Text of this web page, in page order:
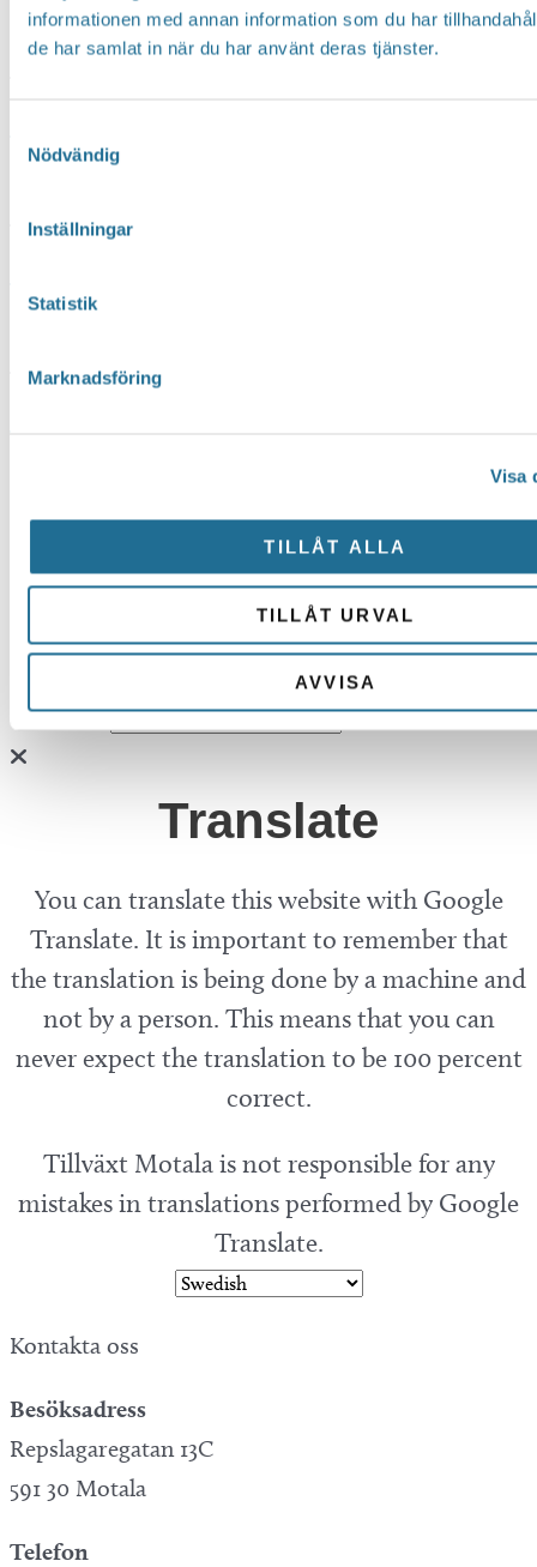
informationen med annan information som du har
de har samlat in när du har använt deras tjänster.
Nödvändig
Inställningar
Statistik
Marknadsföring
Visa
TILLÅT ALLA
TILLÅT URVAL
AVVISA
pizzeria
Schweizeriet Medevi Brunn
Medevi
Fratelli
… 4
Hittar du inte vad du söker?
Sök här... SEARCH
Translate
You can translate this website with Google
Translate. It is important to remember that
the translation is being done by a machine and
not by a person. This means that you can
never expect the translation to be 100 percent
correct.
Tillväxt Motala is not responsible for any
mistakes in translations performed by Google
Translate.
Kontakta oss
Besöksadress
Repslagaregatan 13C
591 30 Motala
Telefon